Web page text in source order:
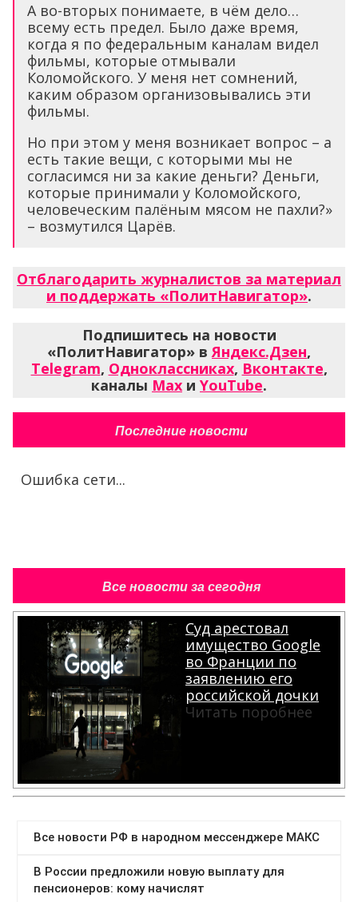
А во-вторых понимаете, в чём дело…
всему есть предел. Было даже время,
когда я по федеральным каналам видел
фильмы, которые отмывали
Коломойского. У меня нет сомнений,
каким образом организовывались эти
фильмы.
Но при этом у меня возникает вопрос – а
есть такие вещи, с которыми мы не
согласимся ни за какие деньги? Деньги,
которые принимали у Коломойского,
человеческим палёным мясом не пахли?»
– возмутился Царёв.
Отблагодарить журналистов за материал
и поддержать «ПолитНавигатор».
Подпишитесь на новости
«ПолитНавигатор» вЯндекс.Дзен,
Telegram, Одноклассниках, Вконтакте,
каналы Max и YouTube.
Последние новости
Ошибка сети...
Все новости за сегодня
Суд арестовал
имущество Google
во Франции по
заявлению его
российской дочки
Читать поробнее